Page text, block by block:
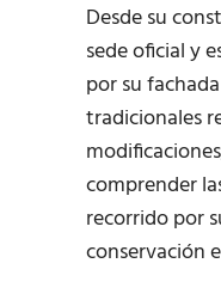
Desde su
sede oficial y
por su
tradicionales
comprender
recorrido por
conservación